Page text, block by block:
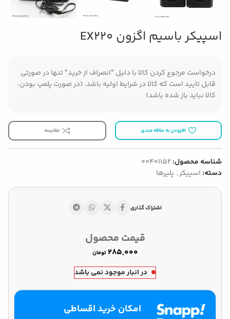
اسپیکر باسیم اگزون EX220
درخواست مرجوع کردن کالا با دلیل "انصراف از خرید" تنها در صورتی
قابل تایید است که کالا در شرایط اولیه باشد. (در صورت پلمپ بودن،
کالا نباید باز شده باشد)
افزودن به علاقه مندی مقایسه
شناسه محصول: 00401152
دسته: اسپیکر, پلیرها
اشتراک گذاری
قیمت محصول
تومان
در انبار موجود نمی باشد
امکان خرید اقساطی